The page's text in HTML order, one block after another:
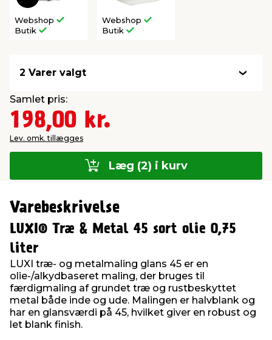
Webshop
Butik
Webshop
Butik
2 Varer valgt
Samlet pris:
198,00 kr.
Lev. omk. tillægges
Læg (2) i kurv
Varebeskrivelse
LUXI® Træ & Metal 45 sort olie 0,75
liter
LUXI træ- og metalmaling glans 45 er en
olie-/alkydbaseret maling, der bruges til
færdigmaling af grundet træ og rustbeskyttet
metal både inde og ude. Malingen er halvblank og
har en glansværdi på 45, hvilket giver en robust og
let blank finish.